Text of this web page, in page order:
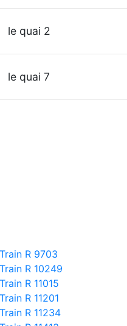
le quai 2
le quai 7
Train R 9703
Train R 10249
Train R 11015
Train R 11201
Train R 11234